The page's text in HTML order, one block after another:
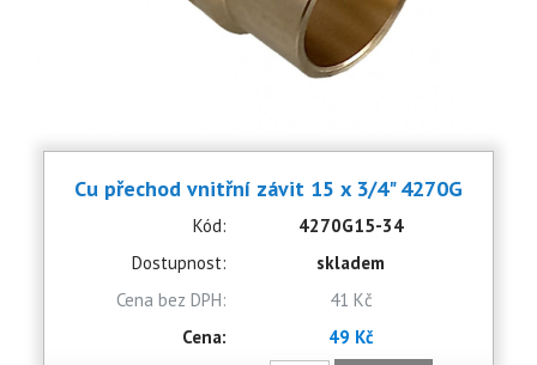
Cu přechod vnitřní závit 15 x 3/4" 4270G
Kód:
4270G15-34
Dostupnost:
skladem
Cena bez DPH:
41 Kč
Cena:
49 Kč